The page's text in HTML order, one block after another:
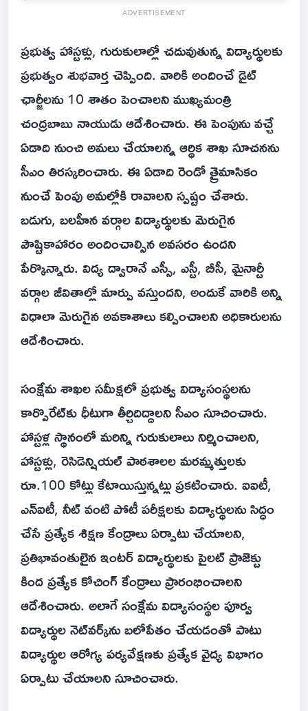
ADVERTISEMENT
ప్రభుత్వ హాస్టళ్లు, గురుకులాల్లో చదువుతున్న విద్యార్థులకు
ప్రభుత్వం శుభవార్త చెప్పింది. వారికి అందించే డైట్‌
ఛార్జీలను 10 శాతం పెంచాలని ముఖ్యమంత్రి
చంద్రబాబు నాయుడు ఆదేశించారు. ఈ పెంపును వచ్చే
ఏడాది నుంచి అమలు చేయాలన్న ఆర్థిక శాఖ సూచనను
సీఎం తిరస్కరించారు. ఈ ఏడాది రెండో త్రైమాసికం
నుంచే పెంపు అమల్లోకి రావాలని స్పష్టం చేశారు.
బడుగు, బలహీన వర్గాల విద్యార్థులకు మెరుగైన
పౌష్టికాహారం అందించాల్సిన అవసరం ఉందని
పేర్కొన్నారు. విద్య ద్వారానే ఎస్సీ, ఎస్టీ, బీసీ, మైనార్టీ
వర్గాల జీవితాల్లో మార్పు వస్తుందని, అందుకే వారికి అన్ని
విధాలా మెరుగైన అవకాశాలు కల్పించాలని అధికారులను
ఆదేశించారు.
సంక్షేమ శాఖల సమీక్షలో ప్రభుత్వ విద్యాసంస్థలను
కార్పొరేట్‌కు ధీటుగా తీర్చిదిద్దాలని సీఎం సూచించారు.
హాస్టళ్ల స్థానంలో మరిన్ని గురుకులాలు నిర్మించాలని,
హాస్టళ్లు, రెసిడెన్షియల్‌ పాఠశాలల మరమ్మత్తులకు
రూ.100 కోట్లు కేటాయిస్తున్నట్లు ప్రకటించారు. ఐఐటీ,
ఎన్ఐటీ, నీట్‌ వంటి పోటీ పరీక్షలకు విద్యార్థులను సిద్ధం
చేసే ప్రత్యేక శిక్షణ కేంద్రాలు ఏర్పాటు చేయాలని,
ప్రతిభావంతులైన ఇంటర్‌ విద్యార్థులకు పైలట్‌ ప్రాజెక్టు
కింద ప్రత్యేక కోచింగ్‌ కేంద్రాలు ప్రారంభించాలని
ఆదేశించారు. అలాగే సంక్షేమ విద్యాసంస్థల పూర్వ
విద్యార్థుల నెట్‌వర్క్‌ను బలోపేతం చేయడంతో పాటు
విద్యార్థుల ఆరోగ్య పర్యవేక్షణకు ప్రత్యేక వైద్య విభాగం
ఏర్పాటు చేయాలని సూచించారు.